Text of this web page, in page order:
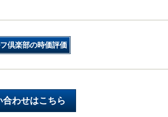
倶楽部の時価評価